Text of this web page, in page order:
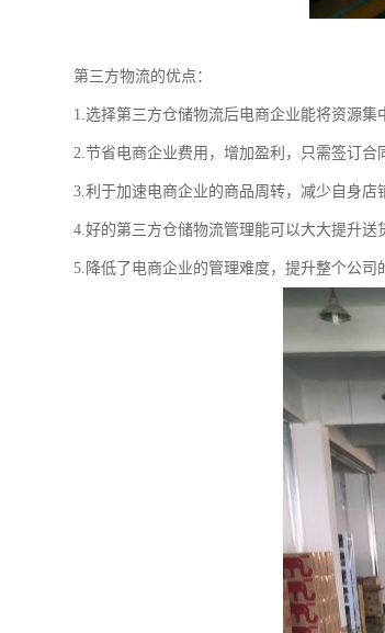
第三方物流的优点：
1.选择第三方仓储物流后电商企业能将资源集
2.节省电商企业费用，增加盈利，只需签订合
3.利于加速电商企业的商品周转，减少自身店
4.好的第三方仓储物流管理能可以大大提升送
5.降低了电商企业的管理难度，提升整个公司